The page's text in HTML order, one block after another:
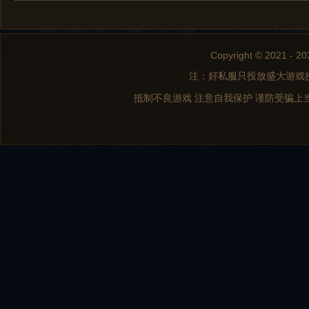
Copyright © 2021 -
注：好私服只投放盛大游
抵制不良游戏 注意自我保护 谨防受骗